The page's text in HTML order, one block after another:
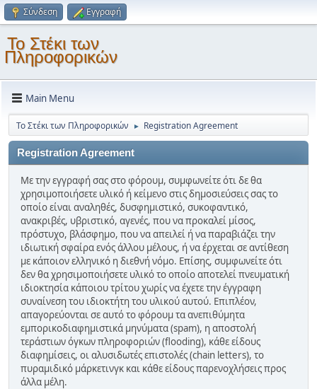
Σύνδεση Εγγραφή
Το Στέκι των
Πληροφορικών
Main Menu
Το Στέκι των Πληροφορικών ► Registration Agreement
Registration Agreement
Με την εγγραφή σας στο φόρουμ, συμφωνείτε ότι δε θα
χρησιμοποιήσετε υλικό ή κείμενο στις δημοσιεύσεις σας το
οποίο είναι αναληθές, δυσφημιστικό, συκοφαντικό,
ανακριβές, υβριστικό, αγενές, που να προκαλεί μίσος,
πρόστυχο, βλάσφημο, που να απειλεί ή να παραβιάζει την
ιδιωτική σφαίρα ενός άλλου μέλους, ή να έρχεται σε αντίθεση
με κάποιον ελληνικό η διεθνή νόμο. Επίσης, συμφωνείτε ότι
δεν θα χρησιμοποιήσετε υλικό το οποίο αποτελεί πνευματική
ιδιοκτησία κάποιου τρίτου χωρίς να έχετε την έγγραφη
συναίνεση του ιδιοκτήτη του υλικού αυτού. Επιπλέον,
απαγορεύονται σε αυτό το φόρουμ τα ανεπιθύμητα
εμπορικοδιαφημιστικά μηνύματα (spam), η αποστολή
τεράστιων όγκων πληροφοριών (flooding), κάθε είδους
διαφημίσεις, οι αλυσιδωτές επιστολές (chain letters), το
πυραμιδικό μάρκετινγκ και κάθε είδους παρενοχλήσεις προς
άλλα μέλη.